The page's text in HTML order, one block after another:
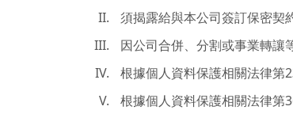
須揭露給與本公司簽訂保密契
因公司合併、分割或事業轉讓
根據個人資料保護相關法律第
根據個人資料保護相關法律第